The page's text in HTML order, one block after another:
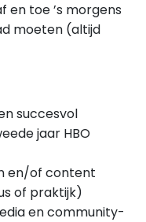
en toe ’s morgens
moeten (altijd
succesvol
jaar HBO
en/of content
of praktijk)
en community-